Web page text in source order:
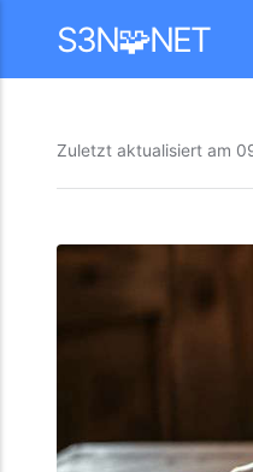
S3N🧩NET
Zuletzt aktualisiert am